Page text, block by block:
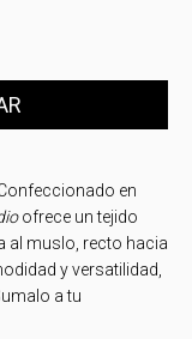
en
ofrece un tejido
al muslo, recto hacia
y versatilidad,
a tu